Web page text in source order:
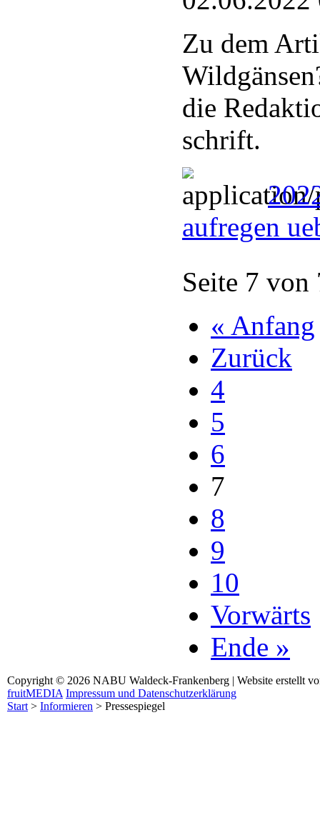
Zu dem
die
schrift.
aufregen
Seite 7 von
« Anfang
Zurück
4
5
6
7
8
9
10
Vorwärts
Ende »
Copyright © 2026 NABU Waldeck-Frankenberg | Website erstellt
fruitMEDIA Impressum und Datenschutzerklärung
Start> Informieren > Pressespiegel